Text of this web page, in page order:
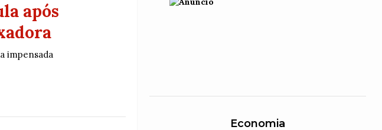
após
impensada
Economia